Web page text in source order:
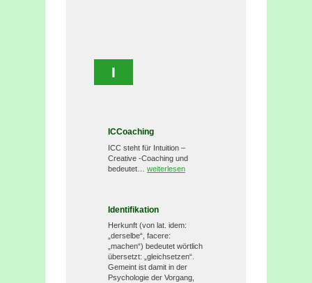
I
ICCoaching
ICC steht für Intuition –
Creative -Coaching und
bedeutet… weiterlesen
Identifikation
Herkunft (von lat. idem:
„derselbe“, facere:
„machen“) bedeutet wörtlich
übersetzt: „gleichsetzen“.
Gemeint ist damit in der
Psychologie der Vorgang,